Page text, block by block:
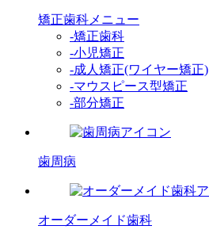
矯正歯科メニュー
-矯正歯科
-小児矯正
-成人矯正(ワイヤー矯正)
-マウスピース型矯正
-部分矯正
歯周病
オーダーメイド歯科